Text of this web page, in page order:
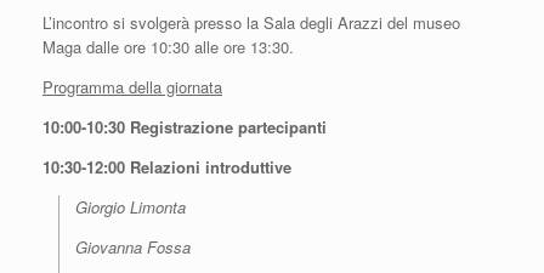
L’incontro si svolgerà presso la Sala degli Arazzi del museo
Maga dalle ore 10:30 alle ore 13:30.
Programma della giornata
10:00-10:30 Registrazione partecipanti
10:30-12:00 Relazioni introduttive
Giorgio Limonta
Giovanna Fossa